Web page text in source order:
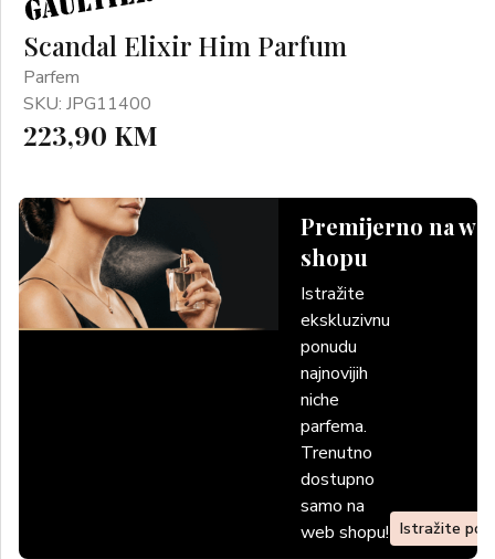
Scandal Elixir Him Parfum
Parfem
SKU: JPG11400
223,90 KM
Premijerno na
shopu
Istražite
ekskluzivnu
ponudu
najnovijih
niche
parfema.
Trenutno
dostupno
samo na
web shopu! Istražite